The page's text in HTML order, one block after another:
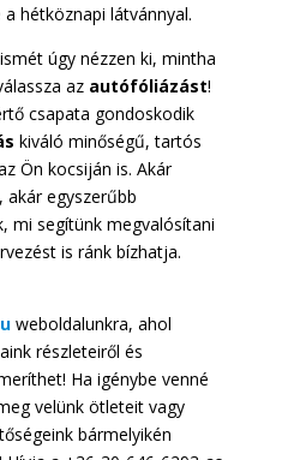
hétköznapi látvánnyal.
úgy nézzen ki, mintha
az autófóliázást!
csapata gondoskodik
kiváló minőségű, tartós
Ön kocsiján is. Akár
akár egyszerűbb
mi segítünk megvalósítani
is ránk bízhatja.
weboldalunkra, ahol
részleteiről és
Ha igénybe venné
velünk ötleteit vagy
bármelyikén